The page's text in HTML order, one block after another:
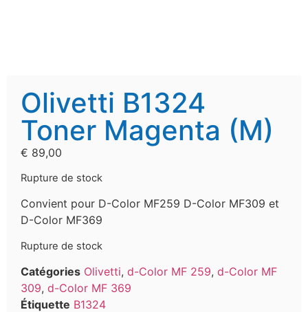
Olivetti B1324
Toner Magenta (M)
€ 89,00
Rupture de stock
Convient pour D-Color MF259 D-Color MF309 et
D-Color MF369
Rupture de stock
Catégories Olivetti, d-Color MF 259, d-Color MF
309, d-Color MF 369
Étiquette B1324